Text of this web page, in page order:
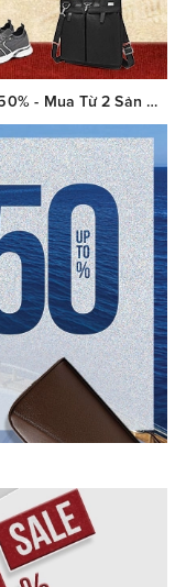
MỪNG THỐNG NHẤT 30/04 | SALE UP TO 50% - Mua Từ 2 Sản Phẩm Trở Lên – Giảm Thêm 5% Tổng Hóa Đơn Sau Chiết Khấu